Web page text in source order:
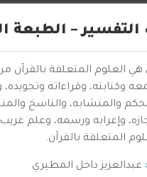
– الطبعة
هي العلوم المتعلقة بالقرآن
وكتابته، وقراءاته
والمتشابه، والناسخ
وإعرابه ورسمه، وعلم غريب
المتعلقة بالقرآن.
عبدالعزيز داخل المطيري